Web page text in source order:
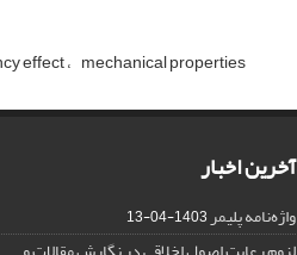
effect mechanical properties
آخرین اخبار
واژه‌نامه پلیمر1403-04-13